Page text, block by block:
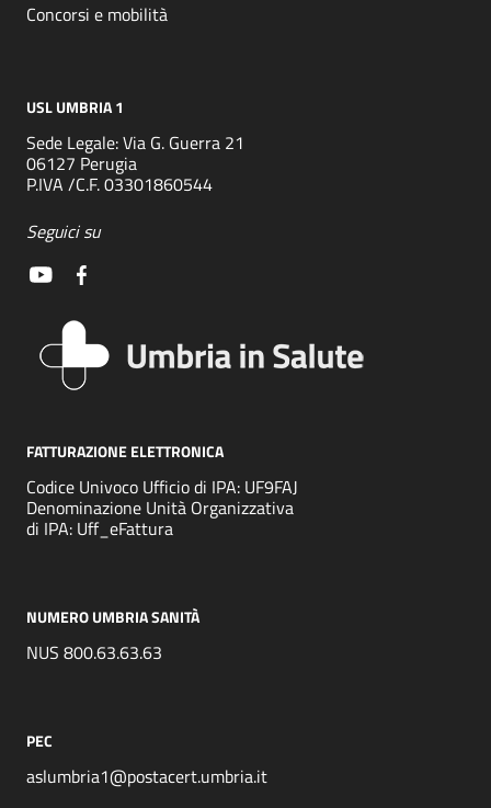
Concorsi e mobilità
USL UMBRIA 1
Sede Legale: Via G. Guerra 21
06127 Perugia
P.IVA /C.F. 03301860544
Seguici su
FATTURAZIONE ELETTRONICA
Codice Univoco Ufficio di IPA: UF9FAJ
Denominazione Unità Organizzativa
di IPA: Uff_eFattura
NUMERO UMBRIA SANITÀ
NUS 800.63.63.63
PEC
aslumbria1@postacert.umbria.it